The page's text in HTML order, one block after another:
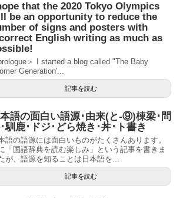
that the 2020 Tokyo Olympics
be an opportunity to reduce the
of signs and posters with
English writing as much as
＞ I started a blog called "The Baby
Generation'...
記事を読む
本語の面白い語源･由来(と-⑨)棟梁･問
馴鹿･ドジ･どら焼き･丼･ト書き
語の語源には面白いものがたくさんあります。
「国語辞典を読む楽しみ」という記事を書きま
が、語源を知ることは日本語を...
記事を読む